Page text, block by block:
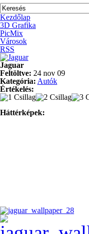
Kezdőlap
3D Grafika
PicMix
Városok
RSS
Jaguar
Feltöltve: 24 nov 09
Kategória: Autók
Értékelés:
Háttérképek: